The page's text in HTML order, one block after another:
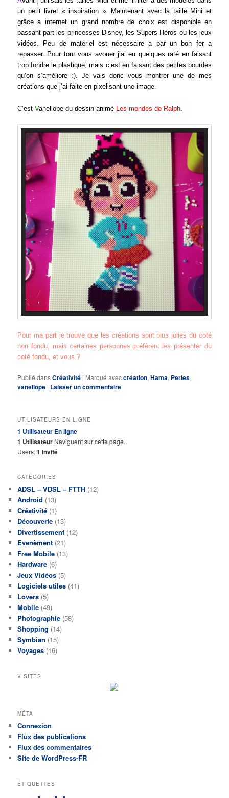
un petit livret « inspiration ». Maintenant avec la taille Mini et
grâce a internet un grand nombre de choix est disponible en
passant part les princesses Disney, les Supers Héros ou les jeux
vidéos. Peu de matériel est nécessaire a par un bon fer a
repasser. Pour tout vous avouer j’ai eu quelques raté en faisant
trop fondre le plastique, mais c’est en faisant des petites bourdes
qu’on s’améliore :). Je vais donc vous montrer une de mes
créations que j’ai faite en pixelisant une image.
C’estVanellope du dessin animé Les mondes de Ralph
Pour ma part je trouve que les créations sont plus jolies du coté
non fondu, mais certaines personnes préfèrent les présenter du
coté fondu, et vous ?
Publié dansCréativité | Marqué aveccréation,Hama, Perles,
vanellope | Laisser un commentaire
UTILISATEURS EN LIGNE
1 Utilisateur En ligne
1 Utilisateur Naviguent sur cette page.
Users:1 Invité
CATÉGORIES
ADSL – VDSL – FTTH (12)
Android (13)
Créativité (1)
Découverte (13)
Divertissement (12)
Evenèment (21)
Free Mobile (13)
Hardware (6)
Jeux Vidéos (5)
Logiciels utiles (41)
Lovers (5)
Mobile (49)
Photographie (58)
Shopping (14)
Symbian (15)
Voyages (16)
VISITES
MÉTA
Connexion
Flux des publications
Flux des commentaires
Site de WordPress-FR
ÉTIQUETTES